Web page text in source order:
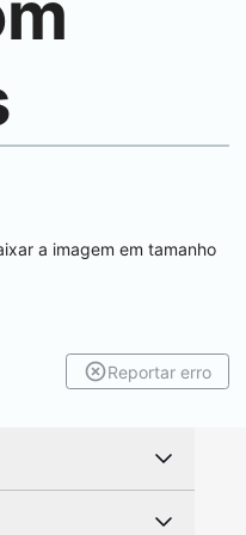
a imagem em tamanho
Reportar erro